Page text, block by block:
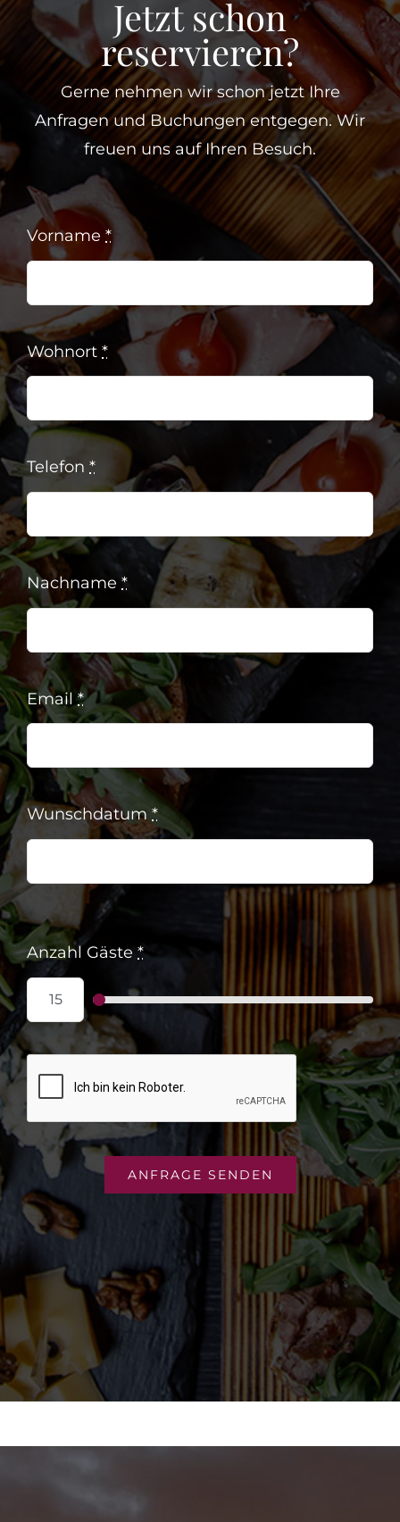
Jetzt schon
reservieren?
Gerne nehmen wir schon jetzt Ihre
Anfragen und Buchungen entgegen. Wir
freuen uns auf Ihren Besuch.
Vorname *
Wohnort *
Telefon *
Nachname *
Email*
Wunschdatum *
Anzahl Gäste *
ANFRAGE SENDEN